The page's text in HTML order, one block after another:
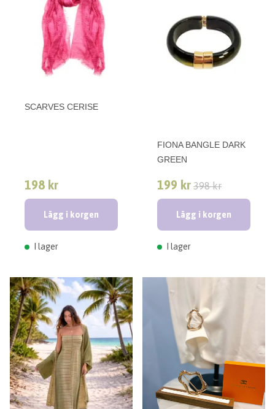
SCARVES CERISE
198 kr
Lägg i korgen
I lager
FIONA BANGLE DARK
GREEN
199 kr 398 kr
Lägg i korgen
I lager